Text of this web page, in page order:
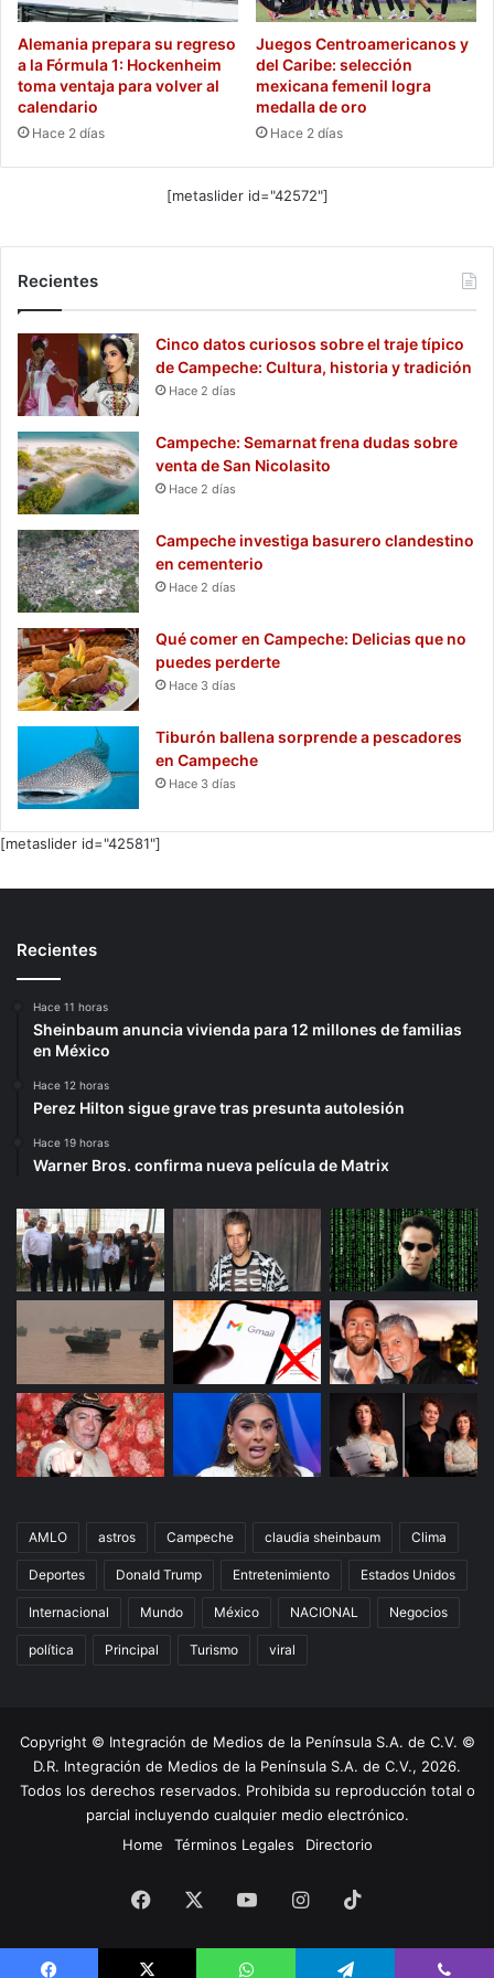
Alemania prepara su regreso
a la Fórmula 1: Hockenheim
toma ventaja para volver al
calendario
Hace 2 días
Juegos Centroamericanos y
del Caribe: selección
mexicana femenil logra
medalla de oro
Hace 2 días
[metaslider id="42572"]
Recientes
Cinco datos curiosos sobre el traje típico
de Campeche: Cultura, historia y tradición
Hace 2 días
Campeche: Semarnat frena dudas sobre
venta de San Nicolasito
Hace 2 días
Campeche investiga basurero clandestino
en cementerio
Hace 2 días
Qué comer en Campeche: Delicias que no
puedes perderte
Hace 3 días
Tiburón ballena sorprende a pescadores
en Campeche
Hace 3 días
[metaslider id="42581"]
Recientes
Hace 11 horas
Sheinbaum anuncia vivienda para 12 millones de familias
en México
Hace 12 horas
Perez Hilton sigue grave tras presunta autolesión
Hace 19 horas
Warner Bros. confirma nueva película de Matrix
AMLO astros Campeche claudia sheinbaum Clima
Deportes Donald Trump Entretenimiento Estados Unidos
Internacional Mundo México NACIONAL Negocios
política Principal Turismo viral
Copyright © Integración de Medios de la Península S.A. de C.V. ©
D.R. Integración de Medios de la Península S.A. de C.V., 2026.
Todos los derechos reservados. Prohibida su reproducción total o
parcial incluyendo cualquier medio electrónico.
Home
Términos Legales Directorio
Facebook YouTubeInstagram